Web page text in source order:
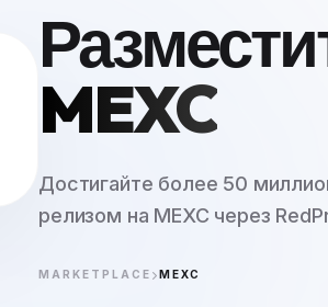
MEXC
Достигайте более 50
релизом на MEXC через
MARKETPLACE MEXC